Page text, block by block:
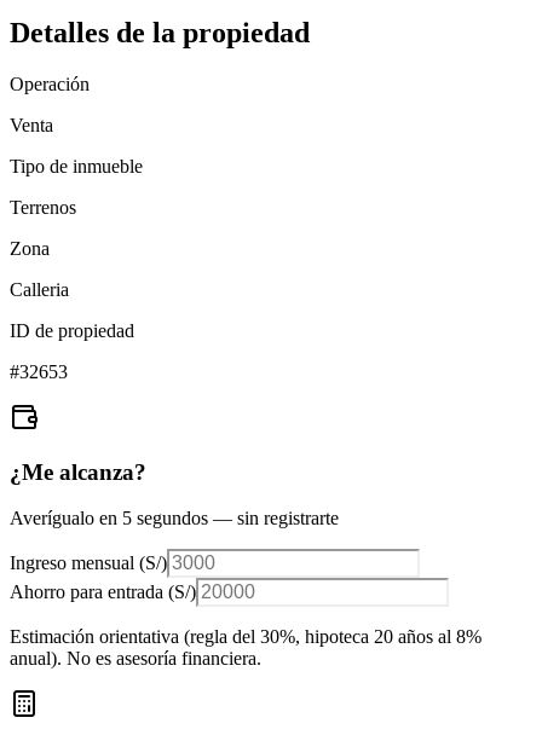
Detalles de la propiedad
Operación
Venta
Tipo de inmueble
Terrenos
Zona
Calleria
ID de propiedad
#32653
¿Me alcanza?
Averígualo en 5 segundos — sin registrarte
Ingreso mensual (S/)
Ahorro para entrada (S/)
Estimación orientativa (regla del 30%, hipoteca 20 años al 8%
anual). No es asesoría financiera.